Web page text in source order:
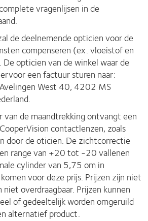
vragenlijsen in de
de deelnemende opticien voor de
compenseren (ex. vloeistof en
De opticien van de winkel waar de
een factuur sturen naar:
West 40, 4202 MS
van de maandtrekking ontvangt een
contactlenzen, zoals
door de oticien. De zichtcorrectie
range van +20 tot -20 vallenen
cylinder van 5,75 om in
voor deze prijs. Prijzen zijn niet
niet overdraagbaar. Prijzen kunnen
of gedeeltelijk worden omgeruild
alternatief product.